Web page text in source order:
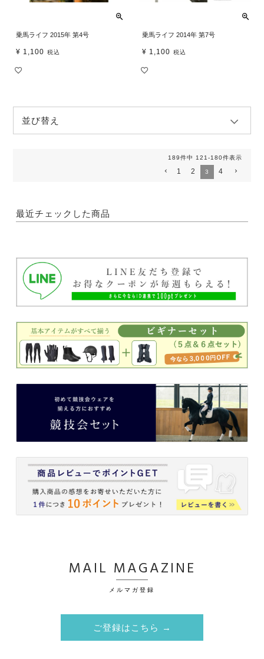
乗馬ライフ 2015年 第4号
¥ 1,100 税込
乗馬ライフ 2014年 第7号
¥ 1,100 税込
並び替え
189件中 121-180件表示
1 2 3 4
最近チェックした商品
MAIL MAGAZINE
メルマガ登録
ご登録はこちら →